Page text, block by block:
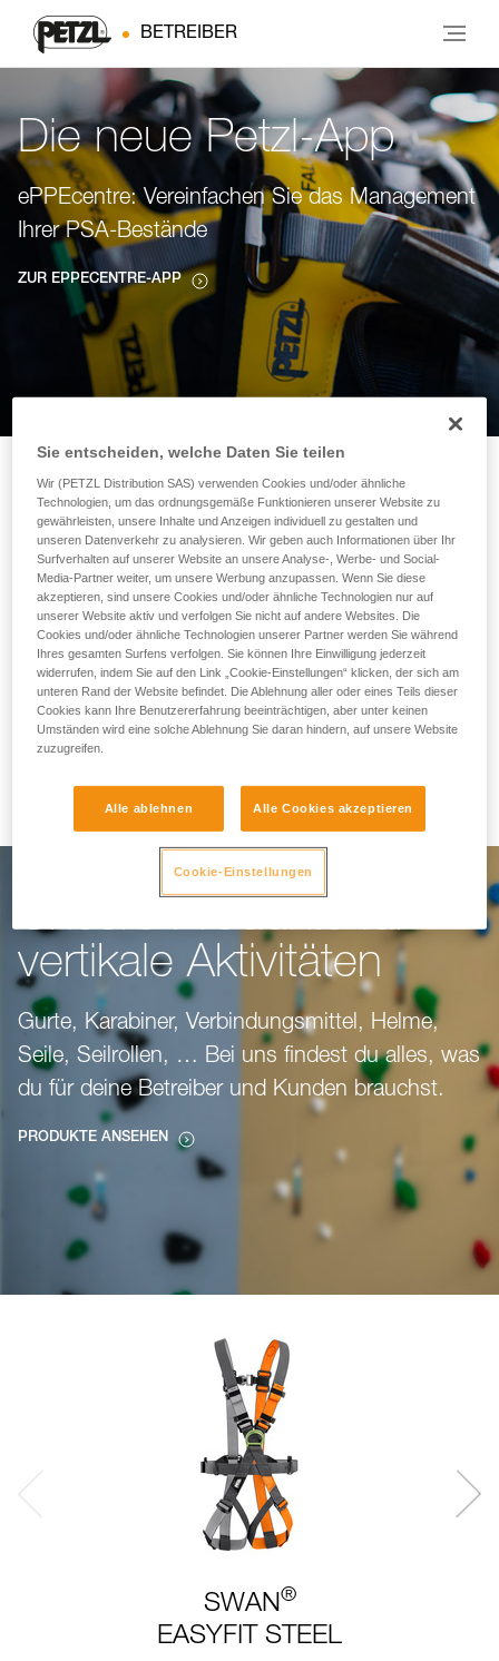
BETREIBER
Die neue Petzl-App
ePPEcentre: Vereinfachen Sie das Management
Ihrer PSA-Bestände
ZUR EPPECENTRE-APP
Wir erleichtern dir die
Arbeit
Für Kletterhallen, Hochseilgärten, Klettersteige
oder Canyoning: unser Ziel ist es, dir die Arbeit
zu erleichtern. Unsere Ausrüstung bietet alles,
was du für die Ausübung deiner Arbeit unter
Unsere Produkte für
vertikale Aktivitäten
Gurte, Karabiner, Verbindungsmittel, Helme,
Seile, Seilrollen, … Bei uns findest du alles, was
du für deine Betreiber und Kunden brauchst.
PRODUKTE ANSEHEN
SWAN®
EASYFIT STEEL
Sie entscheiden, welche Daten Sie teilen
Wir (PETZL Distribution SAS) verwenden Cookies und/oder ähnliche
Technologien, um das ordnungsgemäße Funktionieren unserer Website zu
gewährleisten, unsere Inhalte und Anzeigen individuell zu gestalten und
unseren Datenverkehr zu analysieren. Wir geben auch Informationen über Ihr
Surfverhalten auf unserer Website an unsere Analyse-, Werbe- und Social-
Media-Partner weiter, um unsere Werbung anzupassen. Wenn Sie diese
akzeptieren, sind unsere Cookies und/oder ähnliche Technologien nur auf
unserer Website aktiv und verfolgen Sie nicht auf andere Websites. Die
Cookies und/oder ähnliche Technologien unserer Partner werden Sie während
Ihres gesamten Surfens verfolgen. Sie können Ihre Einwilligung jederzeit
widerrufen, indem Sie auf den Link „Cookie-Einstellungen“ klicken, der sich am
unteren Rand der Website befindet. Die Ablehnung aller oder eines Teils dieser
Cookies kann Ihre Benutzererfahrung beeinträchtigen, aber unter keinen
Umständen wird eine solche Ablehnung Sie daran hindern, auf unsere Website
zuzugreifen.
Alle ablehnen Alle Cookies akzeptieren
Cookie-Einstellungen